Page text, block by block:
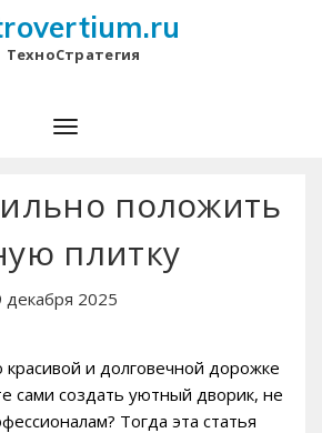
ТехноСтратегия
положить
плитку
декабря 2025
и долговечной дорожке
сами создать уютный дворик, не
Тогда эта статья